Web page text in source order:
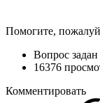
Помогите,
Вопрос задан
16376
Комментировать